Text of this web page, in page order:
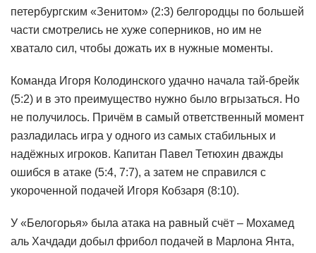
петербургским «Зенитом» (2:3) белгородцы по большей
части смотрелись не хуже соперников, но им не
хватало сил, чтобы дожать их в нужные моменты.
Команда Игоря Колодинского удачно начала тай-брейк
(5:2) и в это преимущество нужно было вгрызаться. Но
не получилось. Причём в самый ответственный момент
разладилась игра у одного из самых стабильных и
надёжных игроков. Капитан Павел Тетюхин дважды
ошибся в атаке (5:4, 7:7), а затем не справился с
укороченной подачей Игоря Кобзаря (8:10).
У «Белогорья» была атака на равный счёт – Мохамед
аль Хачдади добыл фрибол подачей в Марлона Янта,